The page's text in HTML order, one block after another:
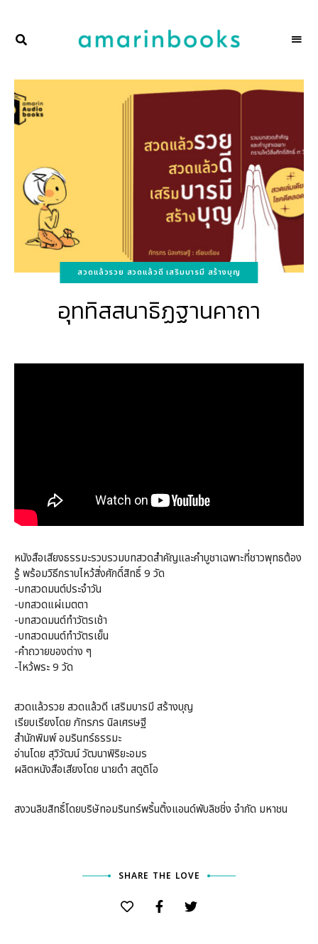
ผู้คน
สวดแล้วรวย สวดแล้วดี เสริมบารมี สร้างบุญ
อุททิสสนาธิฏฐานคาถา
หนังสือเสียงธรรมะรวบรวมบทสวดสำคัญและคำบูชาเฉพาะที่ชาวพุทธต้อง
รู้ พร้อมวิธีกราบไหว้สิ่งศักดิ์สิทธิ์ 9 วัด
-บทสวดมนต์ประจำวัน
-บทสวดแผ่เมตตา
-บทสวดมนต์ทำวัตรเช้า
-บทสวดมนต์ทำวัตรเย็น
-คำถวายของต่าง ๆ
-ไหว้พระ 9 วัด
สวดแล้วรวย สวดแล้วดี เสริมบารมี สร้างบุญ
เรียบเรียงโดย ภัทรภร นิลเศรษฐี
สำนักพิมพ์ อมรินทร์ธรรมะ
อ่านโดย สุวิวัฒน์ วัฒนาพิริยะอมร
ผลิตหนังสือเสียงโดย นายดำ สตูดิโอ
สงวนลิขสิทธิ์โดยบริษัทอมรินทร์พริ้นติ้งแอนด์พับลิชชิ่ง จำกัด มหาชน
SHARE THE LOVE